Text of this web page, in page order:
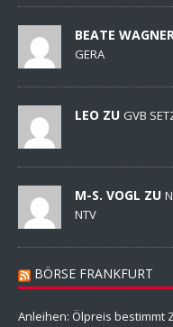
BEATE
GERA
LEO ZU GVB
M-S. VOGL ZU
NTV
BÖRSE FRANKFURT
Anleihen: Ölpreis bestimmt